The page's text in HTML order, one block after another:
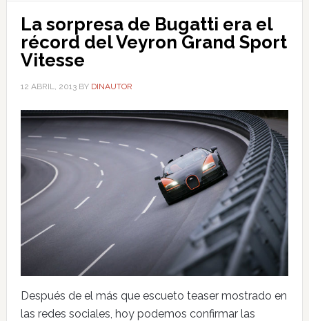
La sorpresa de Bugatti era el
récord del Veyron Grand Sport
Vitesse
12 ABRIL, 2013BY DINAUTOR
Después de el más que escueto teaser mostrado en
las redes sociales, hoy podemos confirmar las